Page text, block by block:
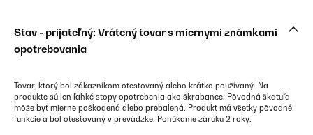
Stav - prijateľný: Vrátený tovar s miernymi známkami
opotrebovania
Tovar, ktorý bol zákazníkom otestovaný alebo krátko používaný. Na
produkte sú len ľahké stopy opotrebenia ako škrabance. Pôvodná škatuľa
môže byť mierne poškodená alebo prebalená. Produkt má všetky pôvodné
funkcie a bol otestovaný v prevádzke. Ponúkame záruku 2 roky.